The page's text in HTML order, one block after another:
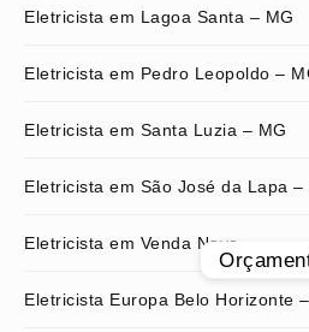
Eletricista em Lagoa Santa – MG
Eletricista em Pedro Leopoldo –
Eletricista em Santa Luzia – MG
Eletricista em São José da Lapa –
Eletricista em Venda Nova
Eletricista Europa Belo Horizonte